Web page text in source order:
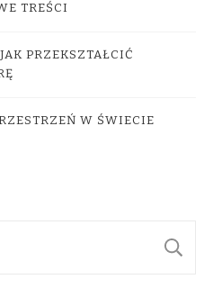
TREŚCI
PRZEKSZTAŁCIĆ
W ŚWIECIE